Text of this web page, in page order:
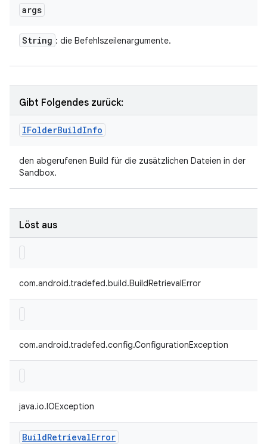
args
String : die Befehlszeilenargumente.
Gibt Folgendes zurück:
IFolderBuildInfo
den abgerufenen Build für die zusätzlichen Dateien in der
Sandbox.
Löst aus
com.android.tradefed.build.BuildRetrievalError
com.android.tradefed.config.ConfigurationException
java.io.IOException
BuildRetrievalError